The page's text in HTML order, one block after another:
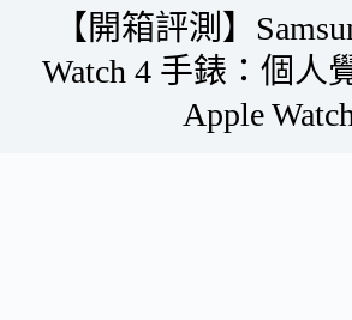
【開箱評測】
Watch 4 手錶：個人
Apple